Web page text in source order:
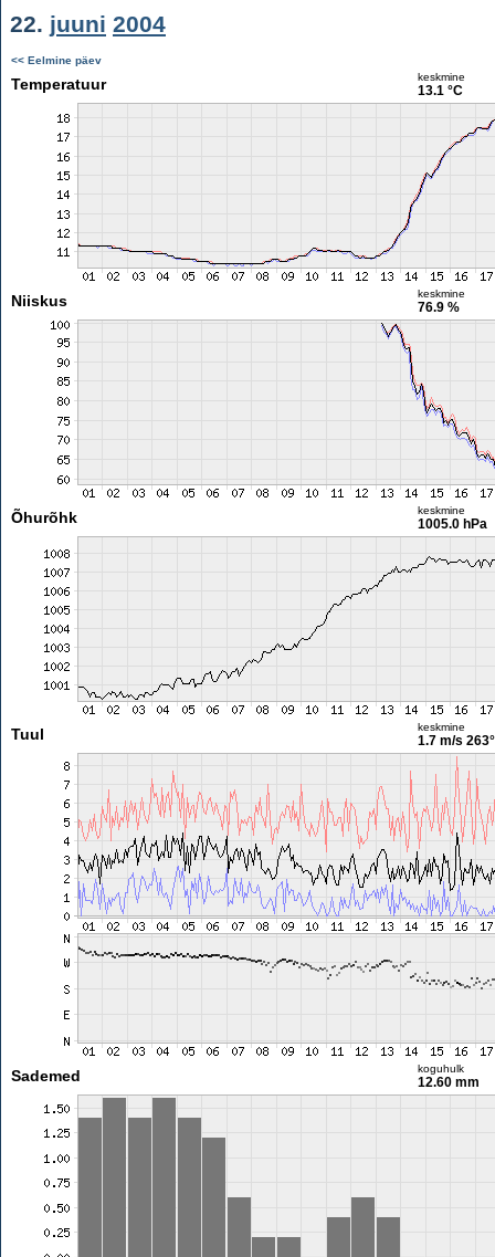
22. juuni 2004
<< Eelmine päev
Temperatuur keskmine
13.1 °C
Niiskus keskmine
76.9 %
Õhurõhk keskmine
1005.0 hPa
Tuul keskmine
1.7 m/s 263°
Sademed koguhulk
12.60 mm